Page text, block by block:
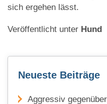
sich ergehen lässt.
Veröffentlicht unter Hund
Neueste Beiträge
Aggressiv